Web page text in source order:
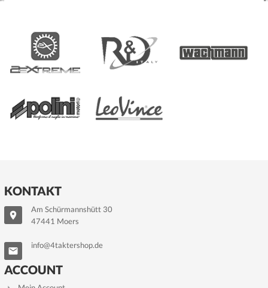
KONTAKT
Am Schürmannshütt 30
47441 Moers
info@4taktershop.de
ACCOUNT